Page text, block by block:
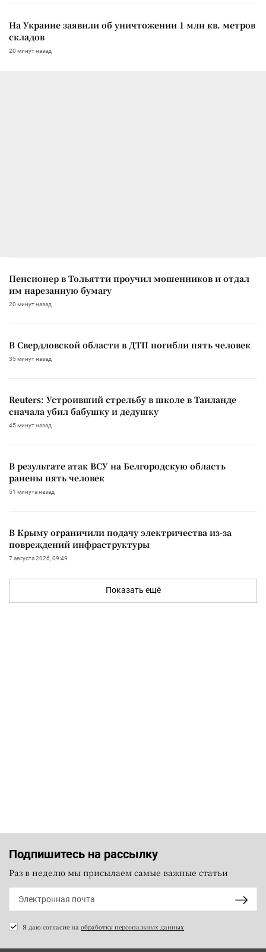
На Украине заявили об уничтожении 1 млн кв. метров
складов
20 минут назад
Пенсионер в Тольятти проучил мошенников и отдал
им нарезанную бумагу
20 минут назад
В Свердловской области в ДТП погибли пять человек
35 минут назад
Reuters: Устроивший стрельбу в школе в Таиланде
сначала убил бабушку и дедушку
45 минут назад
В результате атак ВСУ на Белгородскую область
ранены пять человек
51 минута назад
В Крыму ограничили подачу электричества из-за
повреждений инфраструктуры
7 августа 2026, 09:49
Показать ещё
Подпишитесь на рассылку
Раз в неделю мы присылаем самые важные статьи
Я даю согласие на обработку персональных данных